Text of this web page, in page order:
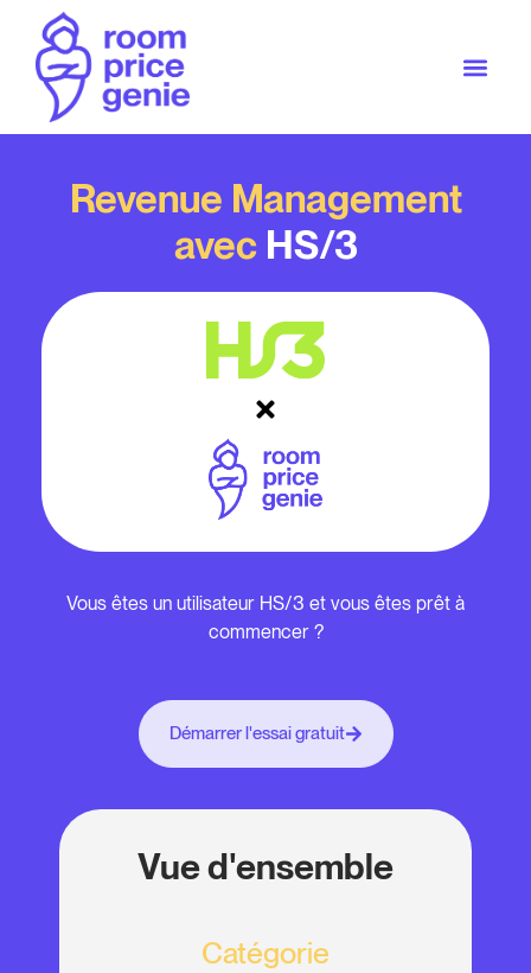
Revenue Management
avec HS/3
Vous êtes un utilisateur HS/3 et vous êtes prêt à
commencer ?
Démarrer l'essai gratuit
Vue d'ensemble
Catégorie